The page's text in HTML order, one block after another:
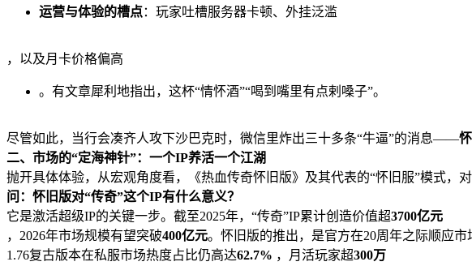
运营与体验的槽点：玩家吐槽服务器卡顿、外挂泛滥
，以及月卡价格偏高
。有文章犀利地指出，这杯“情怀酒”“喝到嘴里有点剌嗓子”。
尽管如此，当行会凑齐人攻下沙巴克时，微信里炸出三十多条“牛逼”的消息——
二、市场的“定海神针”：一个IP养活一个江湖
抛开具体体验，从宏观角度看，《热血传奇怀旧版》及其代表的“怀旧服”模式，
问：怀旧版对“传奇”这个IP有什么意义？
它是激活超级IP的关键一步。截至2025年，“传奇”IP累计创造价值超3700亿元
，2026年市场规模有望突破400亿元。怀旧版的推出，是官方在20周年之际顺应
1.76复古版本在私服市场热度占比仍高达62.7% ，月活玩家超300万